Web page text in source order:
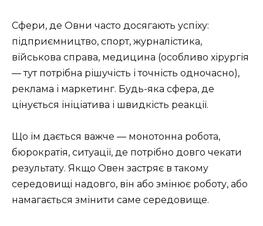
Сфери, де Овни часто досягають успіху:
підприємництво, спорт, журналістика,
військова справа, медицина (особливо хірургія
— тут потрібна рішучість і точність одночасно),
реклама і маркетинг. Будь-яка сфера, де
цінується ініціатива і швидкість реакції.
Що їм дається важче — монотонна робота,
бюрократія, ситуації, де потрібно довго чекати
результату. Якщо Овен застряє в такому
середовищі надовго, він або змінює роботу, або
намагається змінити саме середовище.